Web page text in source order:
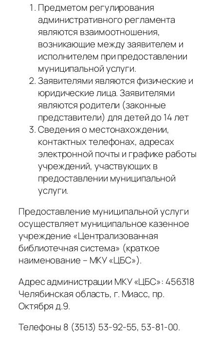
Предметом регулирования
административного регламента
являются взаимоотношения,
возникающие между заявителем и
исполнителем при предоставлении
муниципальной услуги.
Заявителями являются физические и
юридические лица. Заявителями
являются родители (законные
представители) для детей до 14 лет
Сведения о местонахождении,
контактных телефонах, адресах
электронной почты и графике работы
учреждений, участвующих в
предоставлении муниципальной
услуги.
Предоставление муниципальной услуги
осуществляет муниципальное казенное
учреждение «Централизованная
библиотечная система» (краткое
наименование – МКУ «ЦБС»).
Адрес администрации МКУ «ЦБС»: 456318
Челябинская область, г. Миасс, пр.
Октября д.9.
Телефоны 8 (3513) 53-92-55, 53-81-00.